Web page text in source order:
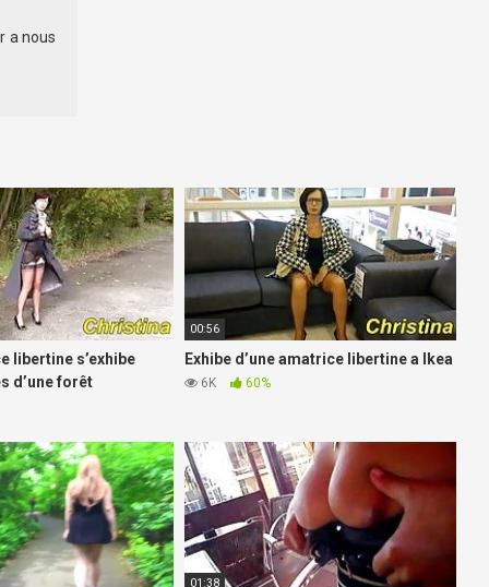
a nous
libertine s’exhibe
d’une forêt
00:56
Exhibe d’une amatrice libertine a Ikea
6K 60%
01:38